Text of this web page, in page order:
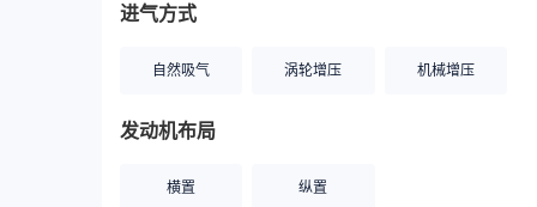
进气方式
自然吸气 涡轮增压 机械增压
发动机布局
横置 纵置